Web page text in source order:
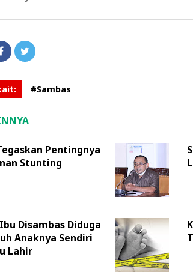
#Sambas
Pentingnya
Stunting
Disambas Diduga
Anaknya Sendiri
Lahir